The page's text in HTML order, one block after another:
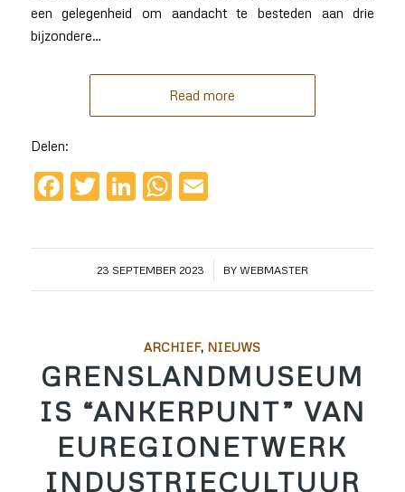
een gelegenheid om aandacht te besteden aan drie
bijzondere…
Read more
Delen:
Facebook
Twitter
LinkedIn
WhatsApp
Email
23 SEPTEMBER 2023
/ BY WEBMASTER
ARCHIEF, NIEUWS
GRENSLANDMUSEUM
IS “ANKERPUNT” VAN
EUREGIONETWERK
INDUSTRIECULTUUR